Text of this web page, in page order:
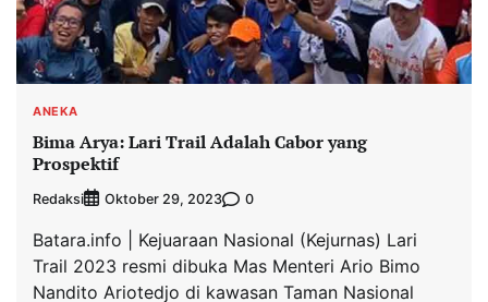
ANEKA
Bima Arya: Lari Trail Adalah Cabor yang
Prospektif
Redaksi Oktober 29, 2023 0
Batara.info | Kejuaraan Nasional (Kejurnas) Lari
Trail 2023 resmi dibuka Mas Menteri Ario Bimo
Nandito Ariotedjo di kawasan Taman Nasional